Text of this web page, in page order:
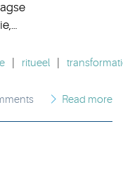
ritueel
Read more